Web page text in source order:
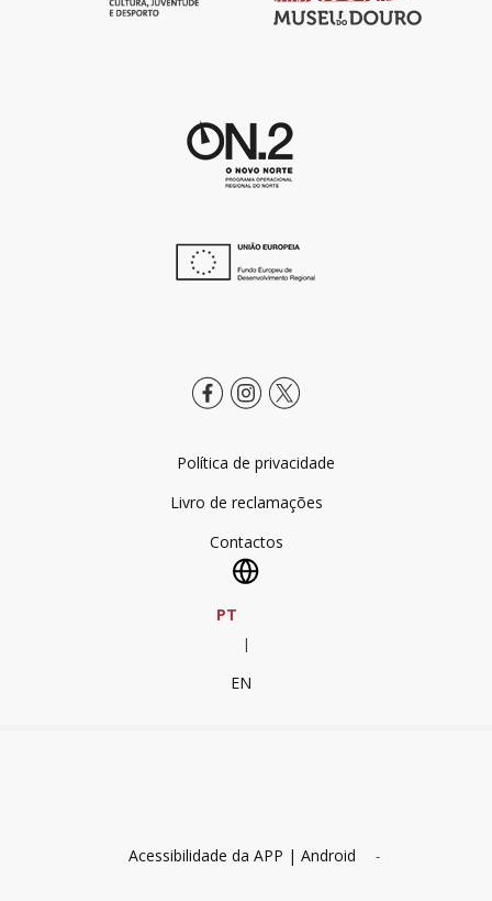
Política de privacidade
Livro de reclamações
Contactos
PT
|
EN
Acessibilidade da APP | Android -